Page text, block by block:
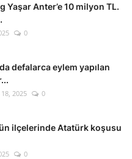
Yaşar Anter’e 10 milyon TL.
0
defalarca eylem yapılan
2025 0
ilçelerinde Atatürk koşusu
0